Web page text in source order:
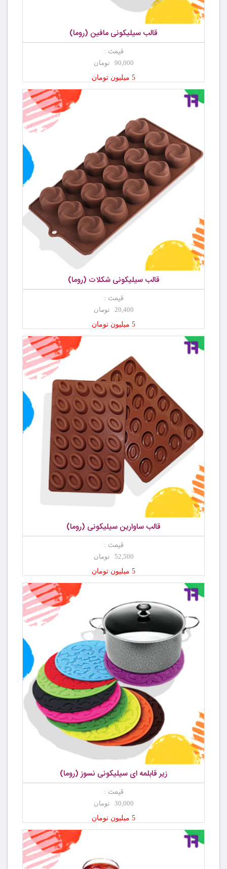
قالب سیلیکونی مافین (روما)
قیمت :
90,000 تومان
5 میلیون تومان
قالب سیلیکونی شکلات (روما)
قیمت :
20,400 تومان
5 میلیون تومان
قالب ساوارین سیلیکونی (روما)
قیمت :
52,500 تومان
5 میلیون تومان
زیر قابلمه ای سیلیکونی نسوز (روما)
قیمت :
30,000 تومان
5 میلیون تومان